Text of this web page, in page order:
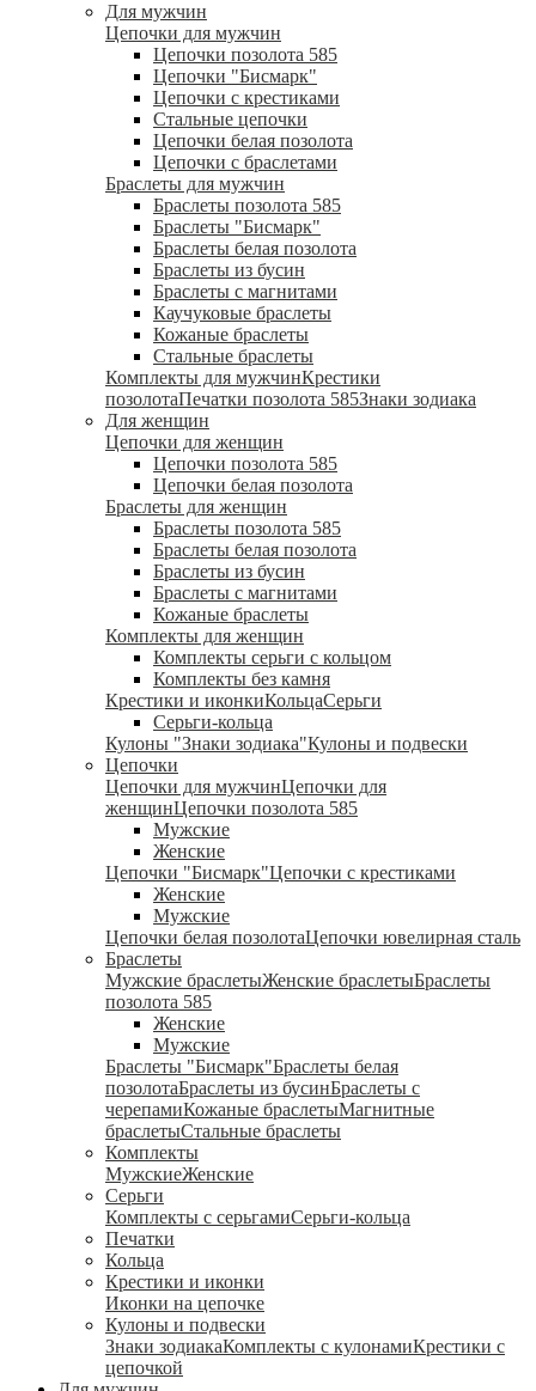
Для мужчин
Цепочки для мужчин
Цепочки позолота 585
Цепочки "Бисмарк"
Цепочки с крестиками
Стальные цепочки
Цепочки белая позолота
Цепочки с браслетами
Браслеты для мужчин
Браслеты позолота 585
Браслеты "Бисмарк"
Браслеты белая позолота
Браслеты из бусин
Браслеты с магнитами
Каучуковые браслеты
Кожаные браслеты
Стальные браслеты
Комплекты для мужчинКрестики
позолотаПечатки позолота 585Знаки зодиака
Для женщин
Цепочки для женщин
Цепочки позолота 585
Цепочки белая позолота
Браслеты для женщин
Браслеты позолота 585
Браслеты белая позолота
Браслеты из бусин
Браслеты с магнитами
Кожаные браслеты
Комплекты для женщин
Комплекты серьги с кольцом
Комплекты без камня
Крестики и иконкиКольцаСерьги
Серьги-кольца
Кулоны "Знаки зодиака"Кулоны и подвески
Цепочки
Цепочки для мужчинЦепочки для
женщинЦепочки позолота 585
Мужские
Женские
Цепочки "Бисмарк"Цепочки с крестиками
Женские
Мужские
Цепочки белая позолотаЦепочки ювелирная сталь
Браслеты
Мужские браслетыЖенские браслетыБраслеты
позолота 585
Женские
Мужские
Браслеты "Бисмарк"Браслеты белая
позолотаБраслеты из бусинБраслеты с
черепамиКожаные браслетыМагнитные
браслетыСтальные браслеты
Комплекты
МужскиеЖенские
Серьги
Комплекты с серьгамиСерьги-кольца
Печатки
Кольца
Крестики и иконки
Иконки на цепочке
Кулоны и подвески
Знаки зодиакаКомплекты с кулонамиКрестики с
цепочкой